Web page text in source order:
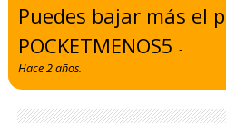
Puedes bajar más el
POCKETMENOS5-
Hace 2 años.